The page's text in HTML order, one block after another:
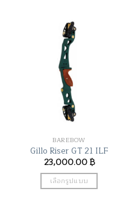
has
multiple
variants.
The
options
may
be
chosen
on
product
page
BAREBOW
Gillo Riser GT 21 ILF
23,000.00฿
เลือกรูปแบบ